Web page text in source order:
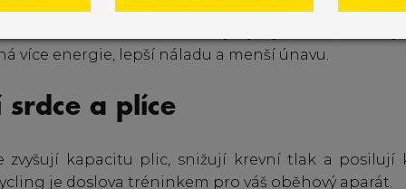
více energie, lepší náladu a menší únavu.
srdce a plíce
zvyšují kapacitu plic, snižují krevní tlak a posilují
je doslova tréninkem pro váš oběhový aparát.